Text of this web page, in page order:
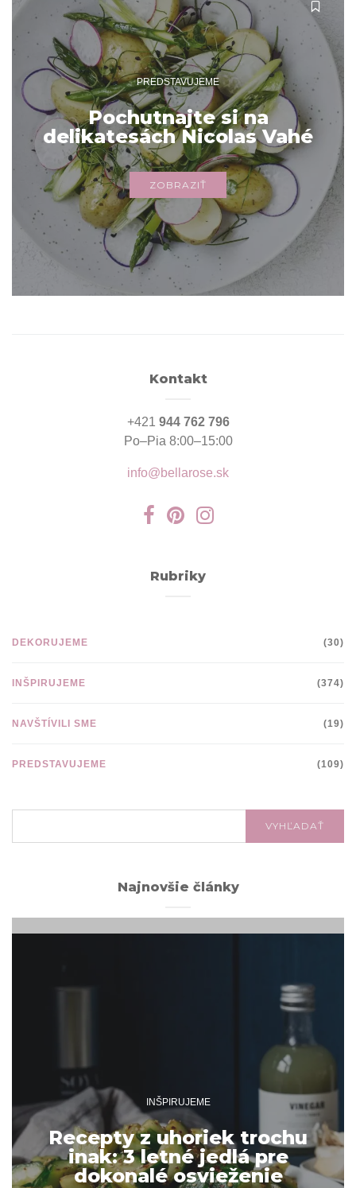
PREDSTAVUJEME
Pochutnajte si na
delikatesách Nicolas Vahé
ZOBRAZIŤ
Kontakt
+421 944 762 796
Po–Pia 8:00–15:00
info@bellarose.sk
Rubriky
DEKORUJEME (30)
INŠPIRUJEME (374)
NAVŠTÍVILI SME (19)
PREDSTAVUJEME (109)
VYHĽADAŤ
Najnovšie články
INŠPIRUJEME
Recepty z uhoriek trochu
inak: 3 letné jedlá pre
dokonalé osvieženie